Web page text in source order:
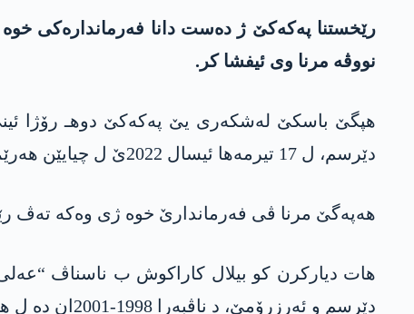
نووڤه‌ مرنا وی ئیفشا كر.
دێرسم، ل 17 تیرمه‌ها ئیسال 2022ێ ل چیایێن هه‌رێما كوردستانێ ژیانا خوه‌ ژ ده‌ست دا یه‌.
هه‌په‌گێ مرنا ڤی فه‌رماندارێ خوه‌ ژی وه‌كه‌ ته‌ڤ رێهه‌ڤالێن وی
دێرسم و ئەرزرۆمێ، د ناڤبەرا 1998-2001ان دە ل هەرێما بەحرا رەش و د سالا 2003ان دە ئامەدێ مایە.